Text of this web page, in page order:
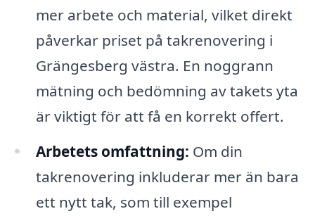
mer arbete och material, vilket direkt
påverkar priset på takrenovering i
Grängesberg västra. En noggrann
mätning och bedömning av takets yta
är viktigt för att få en korrekt offert.
Arbetets omfattning: Om din
takrenovering inkluderar mer än bara
ett nytt tak, som till exempel